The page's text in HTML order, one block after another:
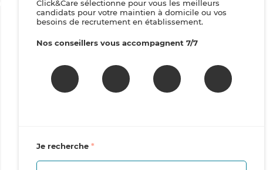
Click&Care sélectionne pour vous les meilleurs
candidats pour votre maintien à domicile ou vos
besoins de recrutement en établissement.
Nos conseillers vous accompagnent 7/7
Je recherche